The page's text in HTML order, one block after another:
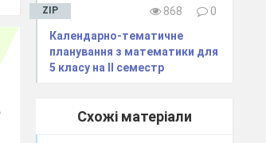
ZIP 868
0
Календарно-тематичне
планування з математики для
5 класу на ІІ семестр
Схожі матеріали